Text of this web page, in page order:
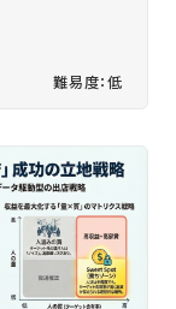
難易度：低